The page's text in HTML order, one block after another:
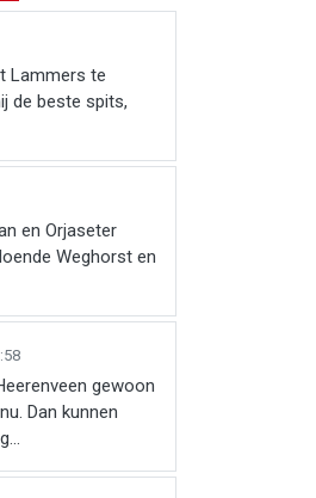
Lammers te
de beste spits,
en Orjaseter
Weghorst en
gewoon
Dan kunnen